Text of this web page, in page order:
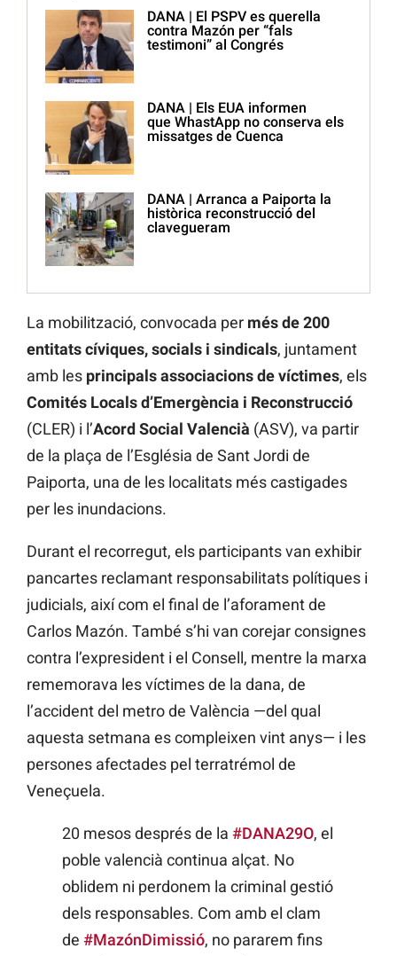
DANA | El PSPV es querella
contra Mazón per “fals
testimoni” al Congrés
DANA | Els EUA informen
que WhastApp no conserva els
missatges de Cuenca
DANA | Arranca a Paiporta la
històrica reconstrucció del
clavegueram
La mobilització, convocada per més de 200
entitats cíviques, socials i sindicals, juntament
amb les principals associacions de víctimes, els
Comités Locals d’Emergència i Reconstrucció
(CLER) i l’Acord Social Valencià (ASV), va partir
de la plaça de l’Església de Sant Jordi de
Paiporta, una de les localitats més castigades
per les inundacions.
Durant el recorregut, els participants van exhibir
pancartes reclamant responsabilitats polítiques i
judicials, així com el final de l’aforament de
Carlos Mazón. També s’hi van corejar consignes
contra l’expresident i el Consell, mentre la marxa
rememorava les víctimes de la dana, de
l’accident del metro de València —del qual
aquesta setmana es compleixen vint anys— i les
persones afectades pel terratrémol de
Veneçuela.
20 mesos després de la #DANA29O, el
poble valencià continua alçat. No
oblidem ni perdonem la criminal gestió
dels responsables. Com amb el clam
de #MazónDimissió, no pararem fins